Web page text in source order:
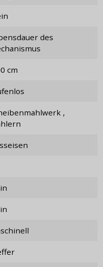
cm